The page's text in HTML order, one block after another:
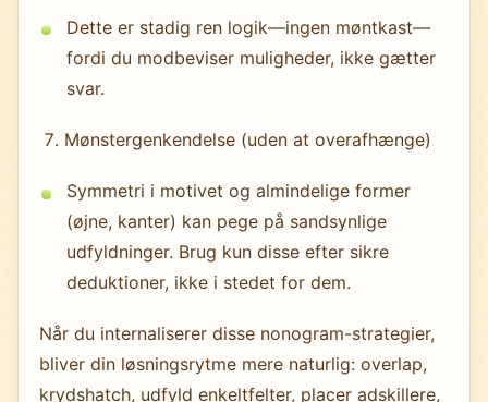
Dette er stadig ren logik—ingen møntkast—
fordi du modbeviser muligheder, ikke gætter
svar.
Mønstergenkendelse (uden at overafhænge)
Symmetri i motivet og almindelige former
(øjne, kanter) kan pege på sandsynlige
udfyldninger. Brug kun disse efter sikre
deduktioner, ikke i stedet for dem.
Når du internaliserer disse nonogram-strategier,
bliver din løsningsrytme mere naturlig: overlap,
krydshatch, udfyld enkeltfelter, placer adskillere,